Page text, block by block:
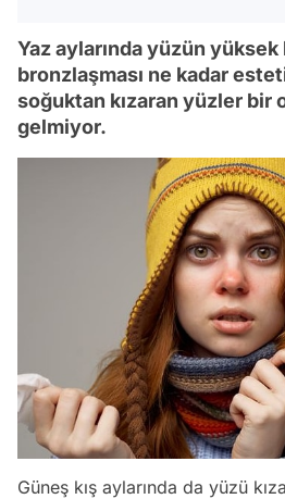
Yaz aylarında yüzün yüksek
bronzlaşması ne kadar
soğuktan kızaran yüzler bir
gelmiyor.
Güneş kış aylarında da yüzü